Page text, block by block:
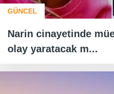
GÜNCEL
Narin cinayetinde
olay yaratacak m...